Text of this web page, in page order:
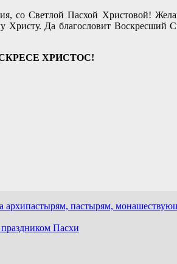
со Светлой Пасхой Христовой!
Да благословит Воскресший
ХРИСТОС!
архипастырям, пастырям,
Пасхи